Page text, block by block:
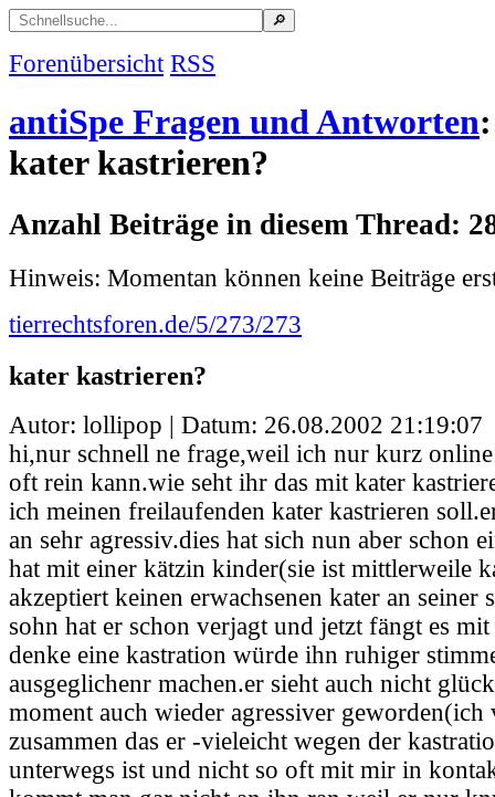
Forenübersicht RSS
antiSpe Fragen und Antworten:
kater kastrieren?
Anzahl Beiträge in diesem Thread:
Hinweis: Momentan können keine Beiträge
tierrechtsforen.de/5/273/273
kater kastrieren?
Autor: lollipop | Datum: 26.08.2002 21:19:07
hi,nur schnell ne frage,weil ich nur kurz
oft rein kann.wie seht ihr das mit kater
ich meinen freilaufenden kater kastrieren
an sehr agressiv.dies hat sich nun aber schon
hat mit einer kätzin kinder(sie ist mittlerweile
akzeptiert keinen erwachsenen kater an seiner
sohn hat er schon verjagt und jetzt fängt es
denke eine kastration würde ihn ruhiger
ausgeglichenr machen.er sieht auch nicht
moment auch wieder agressiver geworden(ich
zusammen das er -vieleicht wegen der
unterwegs ist und nicht so oft mit mir in